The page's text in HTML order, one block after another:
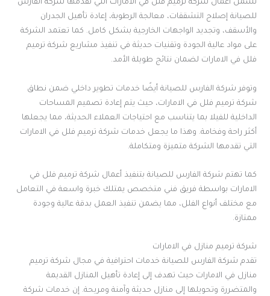
تشمل أعمال شركة ترميم فلل في الامارات التي تقدمها شركة الفارس
للصيانة إصلاح التشققات، معالجة الرطوبة، إعادة تأهيل الجدران
والأسقف، وتجديد الواجهات الخارجية بشكل كامل. كما تعتمد الشركة
على مواد عالية الجودة وتقنيات حديثة في تنفيذ مشاريع شركة ترميم
فلل في الامارات لضمان نتائج طويلة الأمد.
وتوفر شركة الفارس للصيانة أيضًا خدمات تطوير داخلي ضمن نطاق
شركة ترميم فلل في الامارات، حيث يتم إعادة تصميم المساحات
الداخلية للفيلا بما يتناسب مع احتياجات العملاء الحديثة، مما يجعلها
أكثر راحة وفخامة. وهذا ما يجعل خدمات شركة ترميم فلل في الامارات
التي تقدمها الشركة متميزة ومتكاملة.
كما تهتم شركة الفارس للصيانة بتنفيذ أعمال شركة ترميم فلل في
الامارات بواسطة فريق فني متخصص يمتلك خبرة واسعة في التعامل
مع مختلف أنواع الفلل، مما يضمن تنفيذ العمل بدقة عالية وجودة
ممتازة.
شركة ترميم منازل في الامارات
تقدم شركة الفارس للصيانة خدمات احترافية في مجال شركة ترميم
منازل في الامارات حيث تهدف إلى إعادة تأهيل المنازل القديمة
والمتضررة وتحويلها إلى منازل حديثة وآمنة ومريحة. إن خدمات شركة